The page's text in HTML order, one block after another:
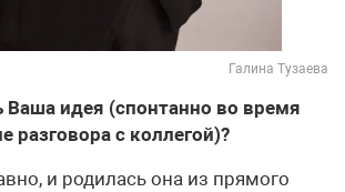
Галина Тузаева
Ваша идея (спонтанно во время
разговора с коллегой)?
и родилась она из прямого